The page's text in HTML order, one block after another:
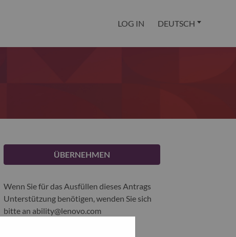
LOG IN DEUTSCH
ÜBERNEHMEN
Wenn Sie für das Ausfüllen dieses Antrags
Unterstützung benötigen, wenden Sie sich
bitte an ability@lenovo.com